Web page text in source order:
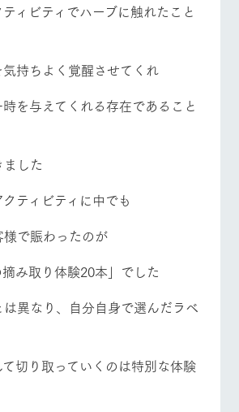
る周
いて
質問
団体のお客様へ
連れの
お問い合わせ
ィビティでハーブに触れたこと
持ちよく覚醒させてくれ
を与えてくれる存在であること
した
ティビティに中でも
で賑わったのが
摘み取り体験20本」でした
異なり、自分自身で選んだラベ
切り取っていくのは特別な体験